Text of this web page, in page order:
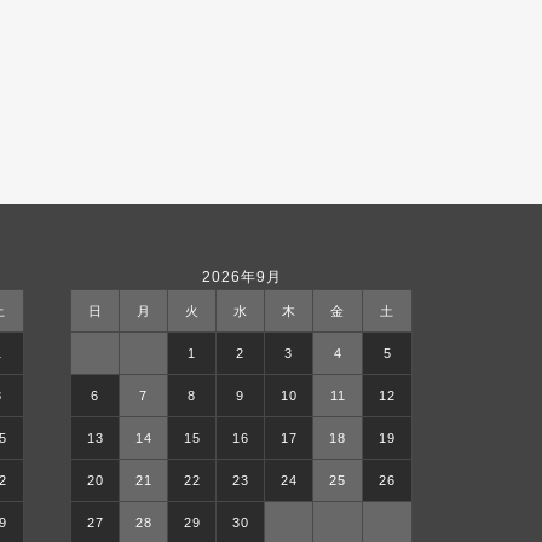
2026年9月
日 月 火 水 木 金 土
1 2 3 4 5
6 7 8 9 10 11 12
13 14 15 16 17 18 19
20 21 22 23 24 25 26
27 28 29 30